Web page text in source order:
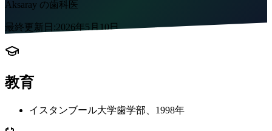
Aksaray の歯科医
最終更新日:2026年5月10日
教育
イスタンブール大学歯学部、1998年